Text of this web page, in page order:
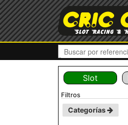
Slot
filtros
Categorías